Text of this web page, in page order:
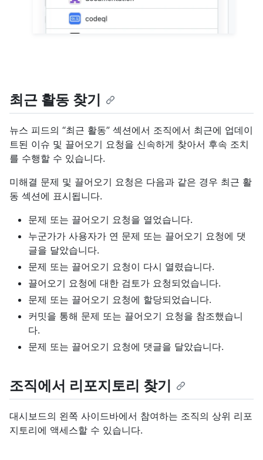
최근 활동 찾기
뉴스 피드의 “최근 활동” 섹션에서 조직에서 최근에 업데이
트된 이슈 및 끌어오기 요청을 신속하게 찾아서 후속 조치
를 수행할 수 있습니다.
미해결 문제 및 끌어오기 요청은 다음과 같은 경우 최근 활
동 섹션에 표시됩니다.
문제 또는 끌어오기 요청을 열었습니다.
누군가가 사용자가 연 문제 또는 끌어오기 요청에 댓
글을 달았습니다.
문제 또는 끌어오기 요청이 다시 열렸습니다.
끌어오기 요청에 대한 검토가 요청되었습니다.
문제 또는 끌어오기 요청에 할당되었습니다.
커밋을 통해 문제 또는 끌어오기 요청을 참조했습니
다.
문제 또는 끌어오기 요청에 댓글을 달았습니다.
조직에서 리포지토리 찾기
대시보드의 왼쪽 사이드바에서 참여하는 조직의 상위 리포
지토리에 액세스할 수 있습니다.